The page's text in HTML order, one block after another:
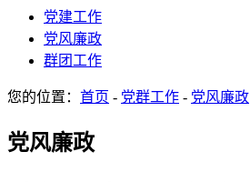
党建工作
党风廉政
群团工作
您的位置： 首页 - 党群工作 - 党风廉政
党风廉政